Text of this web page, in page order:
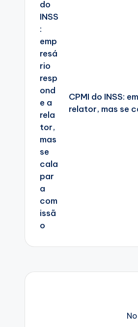
CPMI do INSS:
relator, mas se